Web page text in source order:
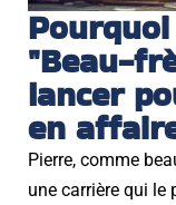
"Beau-
lancer
en
Pierre, comme
une carrière qui le